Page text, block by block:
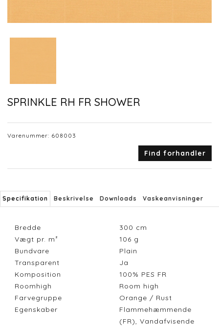
SPRINKLE RH FR SHOWER
Varenummer: 608003
Find forhandler
Specifikation Beskrivelse Downloads Vaskeanvisninger
Bredde 300 cm
Vægt pr. m²
106 g
Bundvare
Plain
Transparent
Ja
Komposition
100% PES FR
Roomhigh
Room high
Farvegruppe
Orange / Rust
Egenskaber
Flammehæmmende
(FR), Vandafvisende